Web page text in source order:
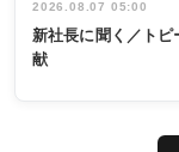
2026.08.07 05:00
新社長に聞く／ト
献